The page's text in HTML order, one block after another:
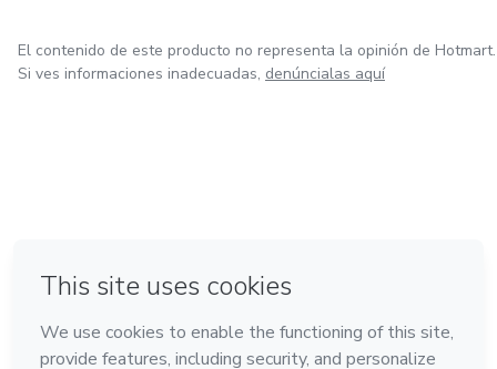
El contenido de este producto no representa la opinión de Hotmart.
Si ves informaciones inadecuadas, denúncialas aquí
Hecho con❤ en Belo Horizonte